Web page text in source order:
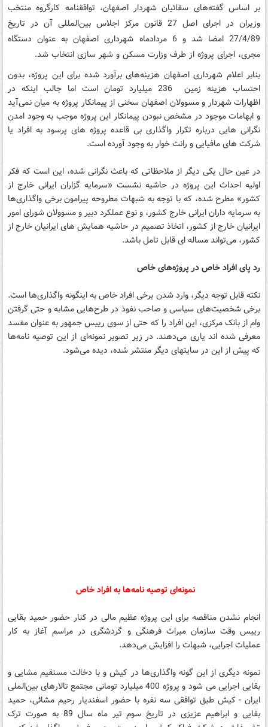
بر اساس گفته‌های سقائیان شهردار اصفهان، توافقنامه کارگروه منتخب
وزیران در اجرای اصل 27 قانون مرکز اجلاس بین‌المللی آن در تاریخ
27/4/89 امضا شد و 6 مردادماه شهرداری اصفهان به عنوان دستگاه
مجری، اجرای پروژه از طرف وزارت مسکن و شهر سازی انتخاب شد.
بنابر اعلام شهرداری اصفهان هزینه‌های برآورد شده برای این پروژه، بدون
احتساب هزینه زمین 236 میلیارد تومان است اما جالب اینکه در
اظهارات شهردار و مسوولان اصفهان سخنی از پیمانکار پروژه به میان نمی‌آید
و ابهامات موجود در مشخص نبودن پیمانکار این پروژه موجب به وجود امدن
نگرانی هایی درباره تکرار واگذاری بی قاعده پروژه های پرسود به افراد یا
شرکت های مافیایی و رانت خوار به وجود آورده است.
در عین حال یکی دیگر از ملاحظاتی که باعث نگرانی شده، این است که فکر
اولیه احداث این پروژه در حاشیه نشست «سرمایه گزاران ایرانی خارج از
کشور» مطرح ‌شده، که با توجه به شبهات مطروحه پیرامون برخی واگذاری‌ها
به سرمایه داران ایرانی خارج کشور، و نوع عملکرد دبیر و مسوولان شورای امور
ایرانیان خارج از کشور، اتخاذ تصمیم در حاشیه همایش های ایرانیان خارج از
کشور، می‌تواند مساله ای قابل تامل باشد.
رد پای افراد خاص در پروژه‌های خاص
نکته قابل توجه دیگر، وارد شدن برخی افراد خاص به اینگونه واگذاری‌ها است.
برخی شخصیت‌های سیاسی و صاحب نفوذ در طرح‌هایی مشابه و حتی گرفتن
وام از بانک مرکزی، این افراد را که حتی از سوی رییس جمهور به عنوان مفسد
معرفی شده اند یاری می‌دهند. در زیر تصویر نمونه‌ای از این توصیه نامه‌ها
که پیش از این در سایتهای دیگر منتشر شده، دیده می‌شود.
نمونه‌ای توصیه نامه‌ها به افراد خاص
انجام نشدن مناقصه برای این پروژه عظیم مالی در کنار حضور حمید بقایی
رییس وقت سازمان میراث فرهنگی و گردشگری در مراسم آغاز به کار
عملیات اجرایی، شبهات را افزایش می‌دهد.
نمونه دیگری از این گونه واگذاری‌ها در کیش و با دخالت مستقیم مشایی و
بقایی اجرایی می شود و پروژه 400 ميليارد تومانی مجتمع تالارهای بين‌الملی
ايران - كيش طبق توافقی سه نفره با حضور اسفنديار رحيم مشائی، حميد
بقايی و ابراهيم عزيزی در تاريخ سوم تير ماه سال 89 به صورت ترک